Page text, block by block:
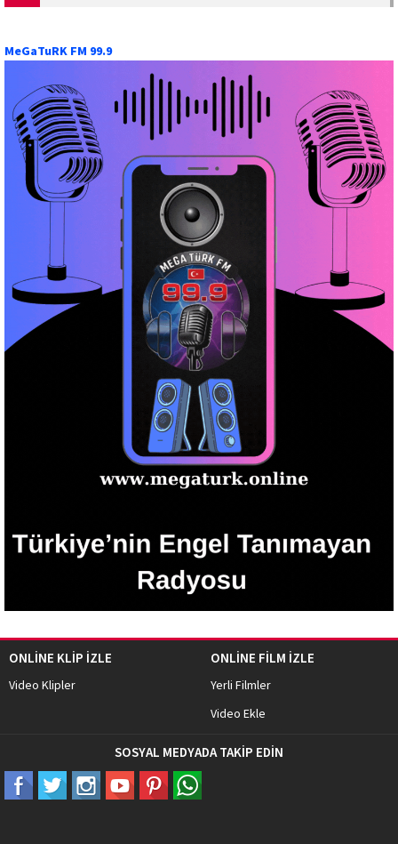
MeGaTuRK FM 99.9
ONLİNE KLİP İZLE
Video Klipler
ONLİNE FİLM İZLE
Yerli Filmler
Video Ekle
SOSYAL MEDYADA TAKİP EDİN